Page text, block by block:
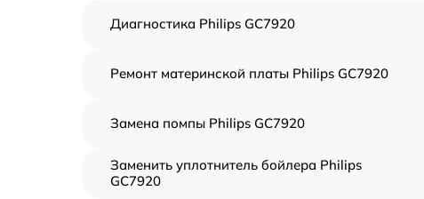
Диагностика Philips GC7920
Ремонт материнской платы Philips GC7920
Замена помпы Philips GC7920
Заменить уплотнитель бойлера Philips
GC7920